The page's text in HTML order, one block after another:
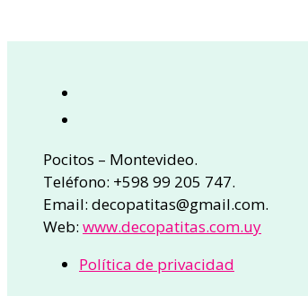
Pocitos – Montevideo.
Teléfono: +598 99 205 747.
Email: decopatitas@gmail.com.
Web: www.decopatitas.com.uy
Política de privacidad